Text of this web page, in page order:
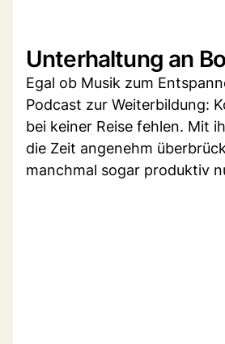
Unterhaltung an
Egal ob Musik zum
Podcast zur Weiterbildung:
bei keiner Reise fehlen. Mit
die Zeit angenehm
manchmal sogar produktiv